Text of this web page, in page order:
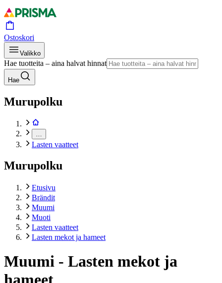
Ostoskori
Valikko
Hae tuotteita – aina halvat hinnat
Hae
Murupolku
Lasten vaatteet
Murupolku
Etusivu
Brändit
Muumi
Muoti
Lasten vaatteet
Lasten mekot ja hameet
Muumi - Lasten mekot ja